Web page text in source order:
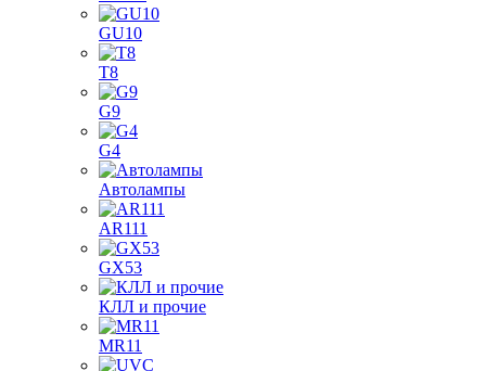
GU10
T8
G9
G4
Автолампы
AR111
GX53
КЛЛ и прочие
MR11